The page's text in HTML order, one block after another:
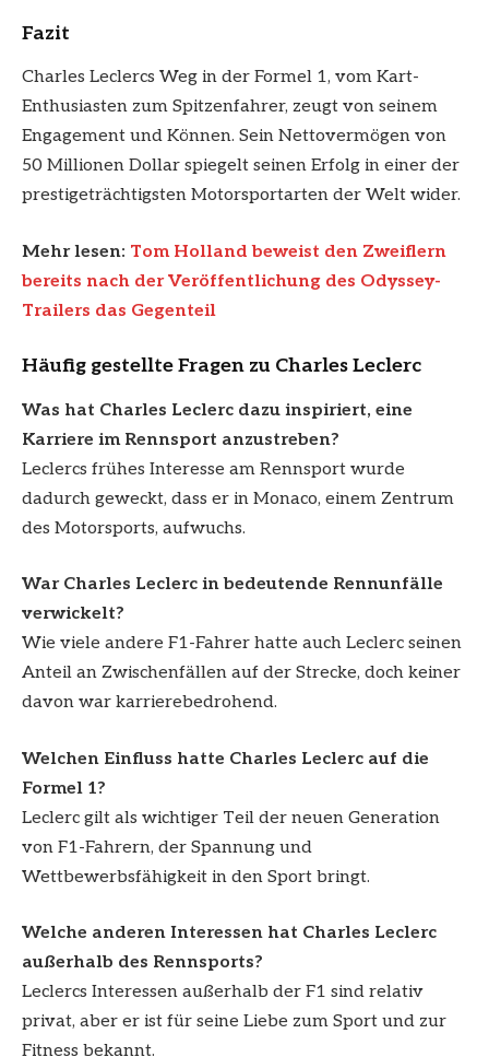
Fazit
Charles Leclercs Weg in der Formel 1, vom Kart-
Enthusiasten zum Spitzenfahrer, zeugt von seinem
Engagement und Können. Sein Nettovermögen von
50 Millionen Dollar spiegelt seinen Erfolg in einer der
prestigeträchtigsten Motorsportarten der Welt wider.
Mehr lesen: Tom Holland beweist den Zweiflern
bereits nach der Veröffentlichung des Odyssey-
Trailers das Gegenteil
Häufig gestellte Fragen zu Charles Leclerc
Was hat Charles Leclerc dazu inspiriert, eine
Karriere im Rennsport anzustreben?
Leclercs frühes Interesse am Rennsport wurde
dadurch geweckt, dass er in Monaco, einem Zentrum
des Motorsports, aufwuchs.
War Charles Leclerc in bedeutende Rennunfälle
verwickelt?
Wie viele andere F1-Fahrer hatte auch Leclerc seinen
Anteil an Zwischenfällen auf der Strecke, doch keiner
davon war karrierebedrohend.
Welchen Einfluss hatte Charles Leclerc auf die
Formel 1?
Leclerc gilt als wichtiger Teil der neuen Generation
von F1-Fahrern, der Spannung und
Wettbewerbsfähigkeit in den Sport bringt.
Welche anderen Interessen hat Charles Leclerc
außerhalb des Rennsports?
Leclercs Interessen außerhalb der F1 sind relativ
privat, aber er ist für seine Liebe zum Sport und zur
Fitness bekannt.